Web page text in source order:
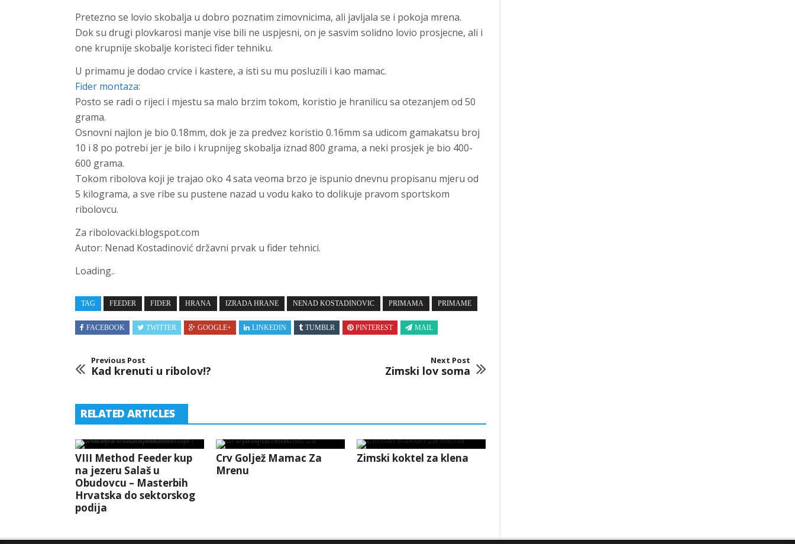
Pretezno se lovio skobalja u dobro poznatim zimovnicima, ali javljala se i pokoja mrena.
Dok su drugi plovkarosi manje vise bili ne uspjesni, on je sasvim solidno lovio prosjecne, ali i
one krupnije skobalje koristeci fider tehniku.
U primamu je dodao crvice i kastere, a isti su mu posluzili i kao mamac.
Fider montaza:
Posto se radi o rijeci i mjestu sa malo brzim tokom, koristio je hranilicu sa otezanjem od 50
grama.
Osnovni najlon je bio 0.18mm, dok je za predvez koristio 0.16mm sa udicom gamakatsu broj
10 i 8 po potrebi jer je bilo i krupnijeg skobalja iznad 800 grama, a neki prosjek je bio 400-
600 grama.
Tokom ribolova koji je trajao oko 4 sata veoma brzo je ispunio dnevnu propisanu mjeru od
5 kilograma, a sve ribe su pustene nazad u vodu kako to dolikuje pravom sportskom
ribolovcu.
Za ribolovacki.blogspot.com
Autor: Nenad Kostadinović državni prvak u fider tehnici.
Loading...
TAG FEEDER FIDER HRANA IZRADA HRANE NENAD KOSTADINOVIC PRIMAMA PRIMAME
FACEBOOK TWITTER GOOGLE+ LINKEDIN TUMBLR PINTEREST MAIL
Previous Post
Kad krenuti u ribolov!?
Next Post
Zimski lov soma
RELATED ARTICLES
VIII Method Feeder kup
na jezeru Salaš u
Obudovcu – Masterbih
Hrvatska do sektorskog
podija
Crv Goljež Mamac Za
Mrenu
Zimski koktel za klena